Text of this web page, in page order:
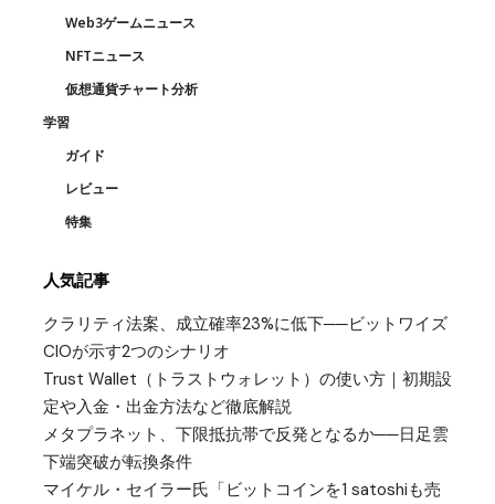
Web3ゲームニュース
NFTニュース
仮想通貨チャート分析
学習
ガイド
レビュー
特集
人気記事
クラリティ法案、成立確率23%に低下──ビットワイズ
CIOが示す2つのシナリオ
Trust Wallet（トラストウォレット）の使い方｜初期設
定や入金・出金方法など徹底解説
メタプラネット、下限抵抗帯で反発となるか──日足雲
下端突破が転換条件
マイケル・セイラー氏「ビットコインを1 satoshiも売